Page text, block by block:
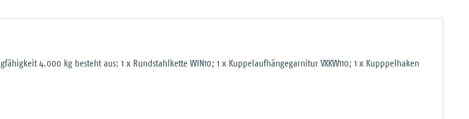
4.000 kg besteht aus: 1 x Rundstahlkette WIN10; 1 x Kuppelaufhängegarnitur VXKW110; 1 x Kupppelhaken